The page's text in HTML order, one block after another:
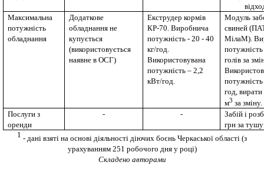
Максимальна
потужність
обладнання
Додаткове
обладнання не
купується
(використовується
наявне в ОСГ)
Екструдер кормів
КР-70 . Виробнича
потужність -20 - 40
кг/год.
Використовувана
потужність – 2,2
кВт/год.
Модуль
свиней
МілаМ).
голів за
год,
м3 за зміну.
Послуги з
оренди
- -
Забій і
грн за тушу
1 - дані взяті на основі діяльності діючих боєнь Черкаської області (з
урахуванням 251 робочого дня у році)
Складено авторами